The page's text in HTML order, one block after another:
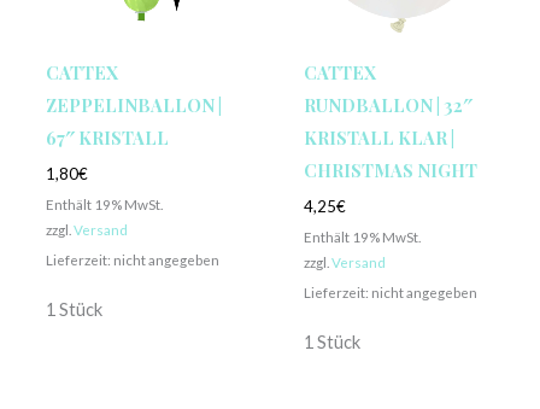
CATTEX
ZEPPELINBALLON |
67″ KRISTALL
1,80€
Enthält 19% MwSt.
zzgl. Versand
Lieferzeit: nicht angegeben
1 Stück
CATTEX
RUNDBALLON | 32″
KRISTALL KLAR |
CHRISTMAS NIGHT
4,25€
Enthält 19% MwSt.
zzgl. Versand
Lieferzeit: nicht angegeben
1 Stück